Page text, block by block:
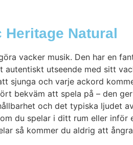
Heritage Natural
vacker musik. Den har en
utseende med sitt
sjunga och varje ackord
bekväm att spela på – den
och det typiska ljudet
du spelar i ditt rum eller inför
så kommer du aldrig att